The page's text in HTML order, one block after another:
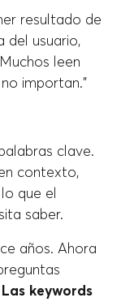
resultado de
del usuario,
leen
importan."
clave.
contexto,
que el
saber.
años. Ahora
Las keywords